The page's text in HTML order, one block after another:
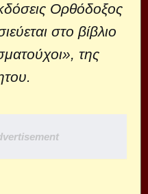
Ορθόδοξος
στο βίβλιο
της